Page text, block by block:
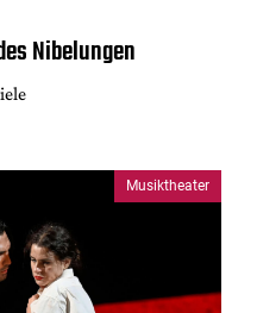
Nibelungen
Musiktheater